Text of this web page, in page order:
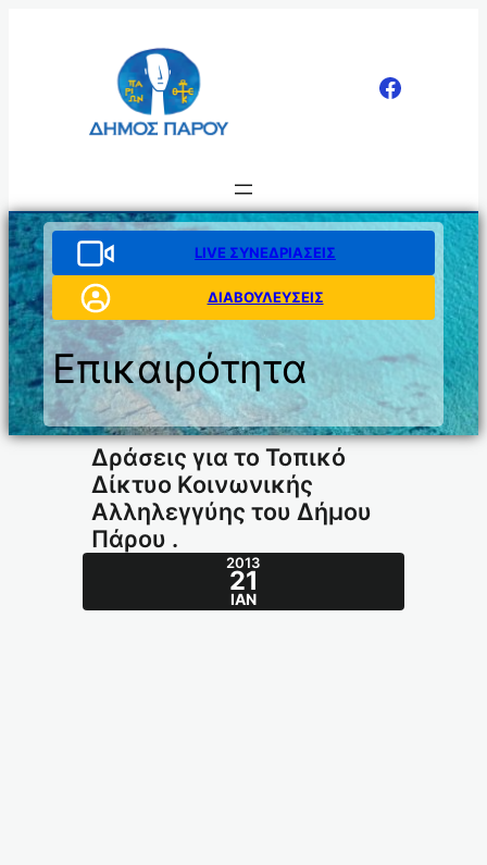
LIVE ΣΥΝΕΔΡΙΑΣΕΙΣ
ΔΙΑΒΟΥΛΕΥΣΕΙΣ
Επικαιρότητα
Δράσεις για το Τοπικό
Δίκτυο Κοινωνικής
Αλληλεγγύης του Δήμου
Πάρου .
2013
21
ΙΑΝ